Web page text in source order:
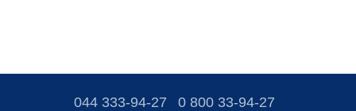
044 333-94-27 0 800 33-94-27